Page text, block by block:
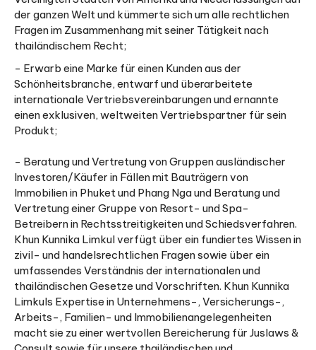
der ganzen Welt und kümmerte sich um alle rechtlichen
Fragen im Zusammenhang mit seiner Tätigkeit nach
thailändischem Recht;
- Erwarb eine Marke für einen Kunden aus der
Schönheitsbranche, entwarf und überarbeitete
internationale Vertriebsvereinbarungen und ernannte
einen exklusiven, weltweiten Vertriebspartner für sein
Produkt;
- Beratung und Vertretung von Gruppen ausländischer
Investoren/Käufer in Fällen mit Bauträgern von
Immobilien in Phuket und Phang Nga und Beratung und
Vertretung einer Gruppe von Resort- und Spa-
Betreibern in Rechtsstreitigkeiten und Schiedsverfahren.
Khun Kunnika Limkul verfügt über ein fundiertes Wissen in
zivil- und handelsrechtlichen Fragen sowie über ein
umfassendes Verständnis der internationalen und
thailändischen Gesetze und Vorschriften. Khun Kunnika
Limkuls Expertise in Unternehmens-, Versicherungs-,
Arbeits-, Familien- und Immobilienangelegenheiten
macht sie zu einer wertvollen Bereicherung für Juslaws &